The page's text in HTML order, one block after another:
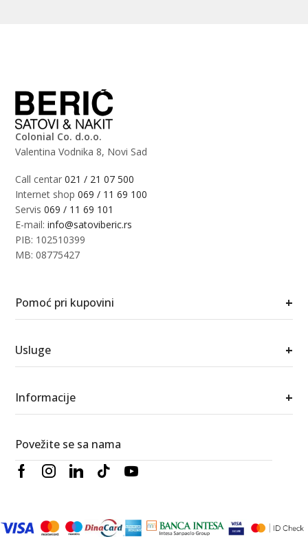
Colonial Co. d.o.o.
Valentina Vodnika 8, Novi Sad
Call centar021 / 21 07 500
Internet shop069 / 11 69 100
Servis069 / 11 69 101
E-mail:info@satoviberic.rs
PIB: 102510399
MB: 08775427
Pomoć pri kupovini +
Usluge +
Informacije +
Povežite se sa nama